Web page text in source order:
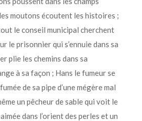
moutons écoutent les histoires ;
le conseil municipal cherchent
le prisonnier qui s’ennuie dans sa
plie les chemins dans sa
à sa façon ; Hans le fumeur se
de sa pipe d’une mégère mal
un pêcheur de sable qui voit le
dans l’orient des perles et un